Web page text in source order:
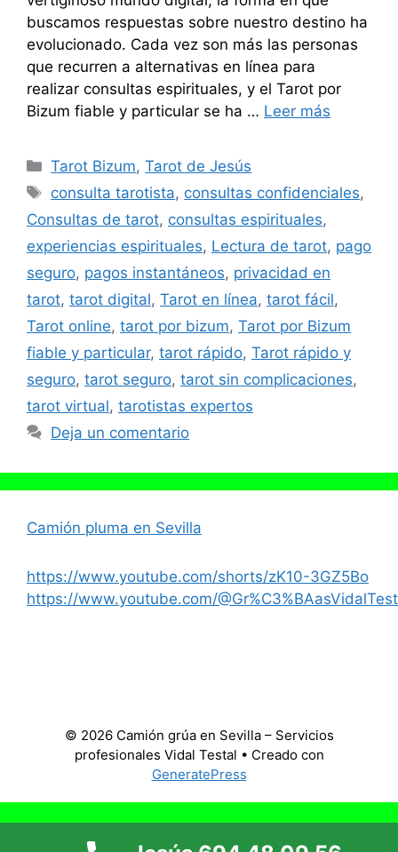
buscamos respuestas sobre nuestro destino ha
evolucionado. Cada vez son más las personas
que recurren a alternativas en línea para
realizar consultas espirituales, y el Tarot por
Bizum fiable y particular se ha … Leer más
Categorías
Tarot Bizum,Tarot de Jesús
Etiquetas
consulta tarotista, consultas confidenciales,
Consultas de tarot, consultas espirituales,
experiencias espirituales, Lectura de tarot, pago
seguro, pagos instantáneos, privacidad en
tarot, tarot digital, Tarot en línea, tarot fácil,
Tarot online, tarot por bizum, Tarot por Bizum
fiable y particular, tarot rápido, Tarot rápido y
seguro, tarot seguro, tarot sin complicaciones,
tarot virtual, tarotistas expertos
Deja un comentario
Camión pluma en Sevilla
https://www.youtube.com/shorts/zK10-3GZ5Bo
https://www.youtube.com/
© 2026 Camión grúa en Sevilla – Servicios
profesionales Vidal Testal • Creado con
GeneratePress